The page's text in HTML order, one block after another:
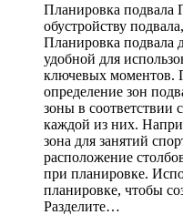
Планировка подвала
обустройству
Планировка подвала
удобной для
ключевых моментов.
определение зон
зоны в соответствии
каждой из них.
зона для занятий
расположение
при планировке.
планировке, чтобы
Разделите…